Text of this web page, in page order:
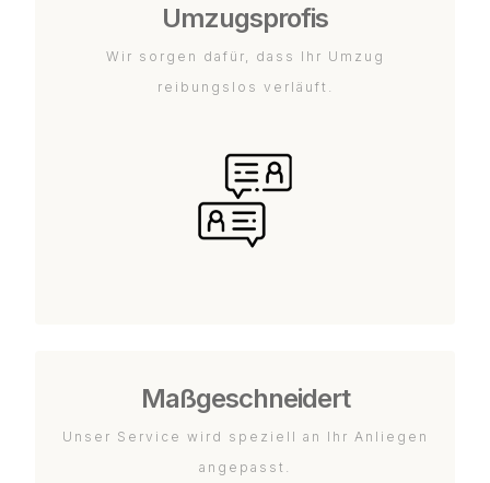
Umzugsprofis
Wir sorgen dafür, dass Ihr Umzug
reibungslos verläuft.
Maßgeschneidert
Unser Service wird speziell an Ihr Anliegen
angepasst.